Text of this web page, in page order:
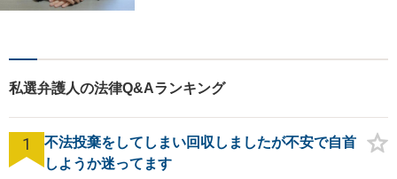
事務所にご相談ください。お
一人お一人の状況を深く理解
し、解決方法をご提案しま
す。
私選弁護人の法律Q&Aランキング
1
不法投棄をしてしまい回収しましたが不安で自首
しようか迷ってます